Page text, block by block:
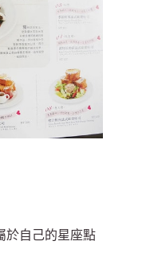
於自己的星座點